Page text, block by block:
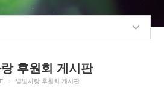
후원회 게시판
별빛사랑 후원회 게시판